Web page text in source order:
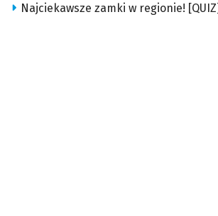
Najciekawsze zamki w regionie! [QUIZ]